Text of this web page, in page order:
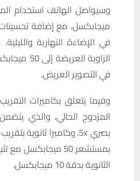
ميجابكسل، مع إضافة
في الإضاءة النهارية
الزاوية
في التصوير العريض.
المزدوج الحالي، والذي
بمستشعر 50
الثانوية بدقة 10 ميجابكسل.